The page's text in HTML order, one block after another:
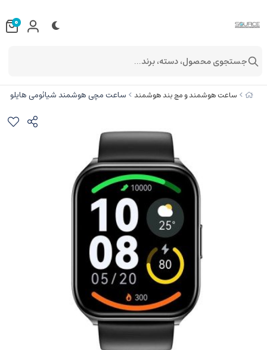
ساعت هوشمند و مچ بند هوشمند ساعت مچی هوشمند شیائومی هایلو Watch 2 Pro- LS02 Pro نسخه گلوبال
0
جستجوی محصول، دسته، برند...